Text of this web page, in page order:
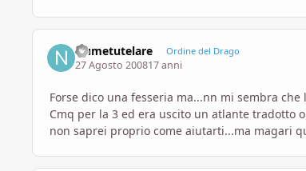
Numetutelare Ordine del Drago
27 Agosto 200817 anni
Forse dico una fesseria ma...nn mi sembra
Cmq per la 3 ed era uscito un atlante tradotto
non saprei proprio come aiutarti...ma magari